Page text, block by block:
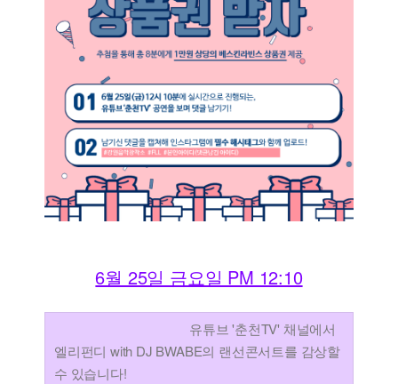
6월 25일 금요일 PM 12:10
유튜브 '춘천TV' 채널에서
엘리펀디 with DJ BWABE의 랜선콘서트를 감상할
수 있습니다!